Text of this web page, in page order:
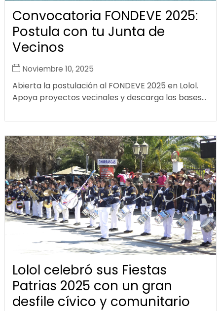
Convocatoria FONDEVE 2025:
Postula con tu Junta de
Vecinos
Noviembre 10, 2025
Abierta la postulación al FONDEVE 2025 en Lolol.
Apoya proyectos vecinales y descarga las bases...
Lolol celebró sus Fiestas
Patrias 2025 con un gran
desfile cívico y comunitario